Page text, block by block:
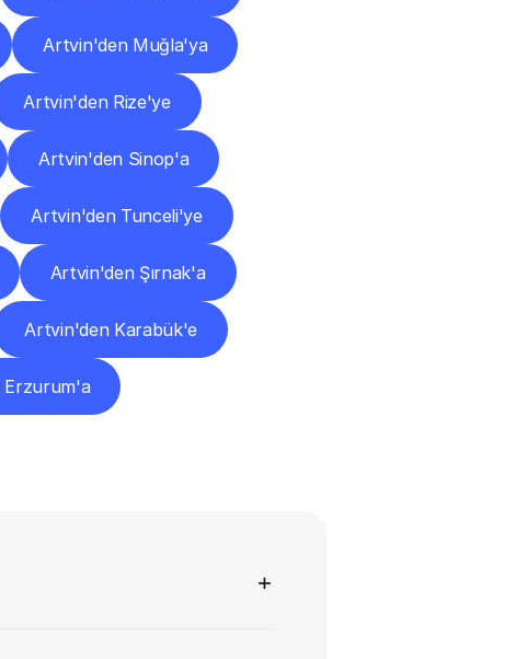
Artvin'den Muğla'ya
Artvin'den Rize'ye
Artvin'den Sinop'a
Artvin'den Tunceli'ye
Artvin'den Şırnak'a
Artvin'den Karabük'e
+